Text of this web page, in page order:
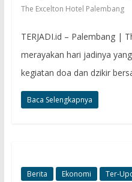
The Excelton Hotel Palembang
TERJADI.id – Palembang |
merayakan hari jadinya
kegiatan doa dan dzikir
Baca Selengkapnya
Berita Ekonomi Ter-